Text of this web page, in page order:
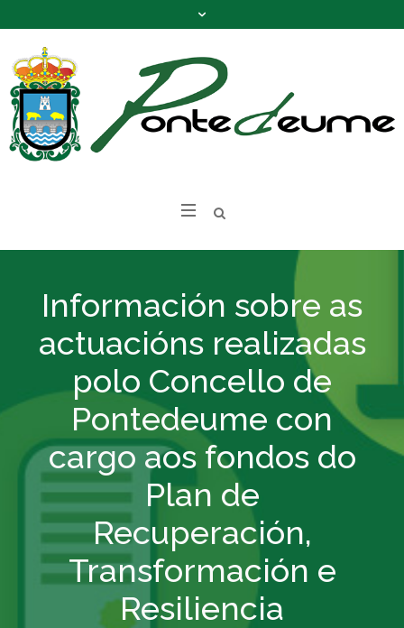
Información sobre as
actuacións realizadas
polo Concello de
Pontedeume con
cargo aos fondos do
Plan de
Recuperación,
Transformación e
Resiliencia